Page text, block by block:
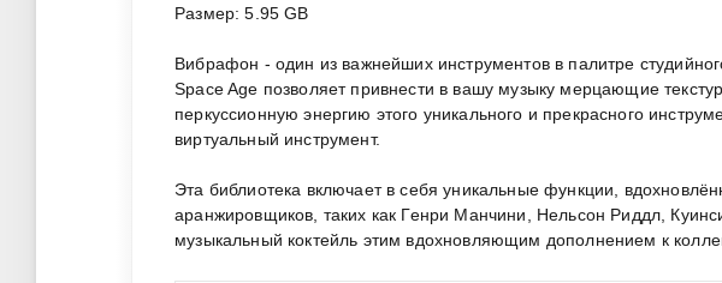
Размер: 5.95 GB
Вибрафон - один из важнейших инструментов в палитре
Space Age позволяет привнести в вашу музыку мерцающие
перкуссионную энергию этого уникального и прекрасного
виртуальный инструмент.
Эта библиотека включает в себя уникальные функции,
аранжировщиков, таких как Генри Манчини, Нельсон Риддл,
музыкальный коктейль этим вдохновляющим дополнением к